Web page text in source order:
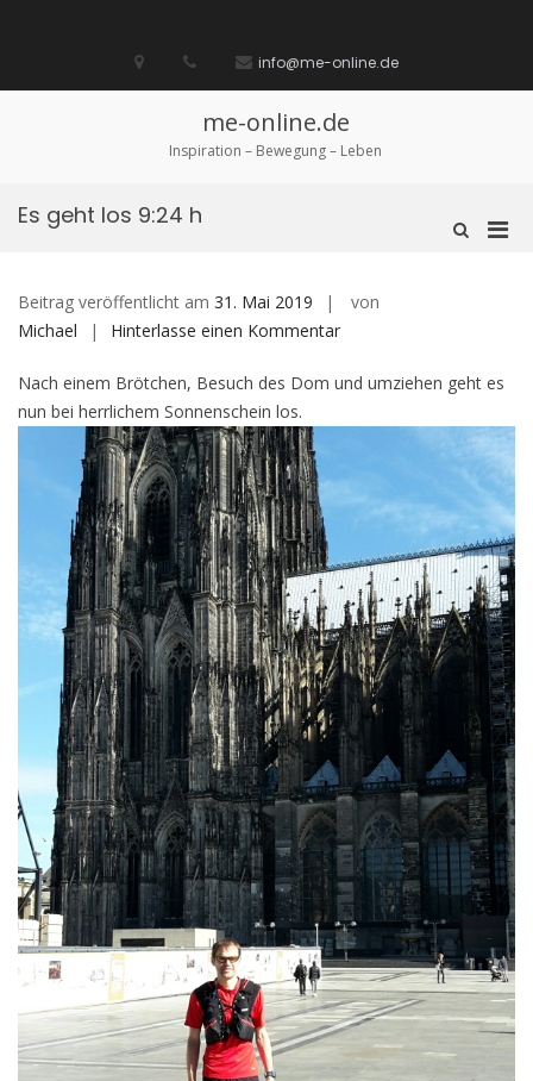
biete
/
Ich
suche
diese
Seite
info@me-online.de
me-online.de
Inspiration – Bewegung – Leben
Such-
Es geht los 9:24 h
Beitrag veröffentlicht am 31. Mai 2019
von
Michael
Hinterlasse einen Kommentarauf
geht
Nach einem Brötchen, Besuch des Dom und umziehen geht es
nun bei herrlichem Sonnenschein los.